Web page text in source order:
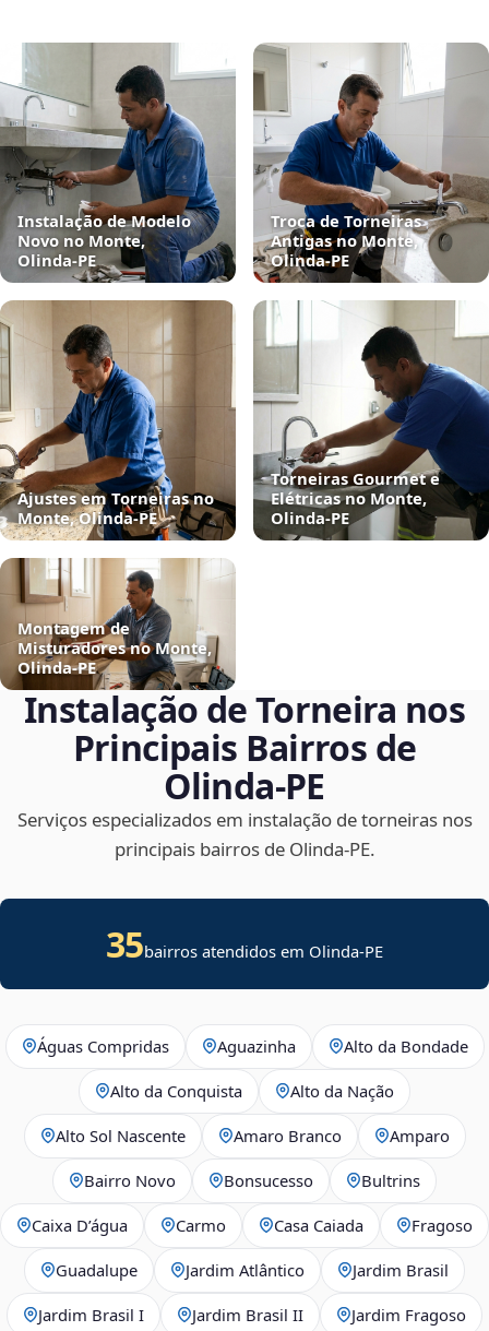
Instalação de Modelo
Novo no Monte,
Olinda‑PE
Troca de Torneiras
Antigas no Monte,
Olinda‑PE
Ajustes em Torneiras no
Monte, Olinda‑PE
Torneiras Gourmet e
Elétricas no Monte,
Olinda‑PE
Montagem de
Misturadores no Monte,
Olinda‑PE
Instalação de Torneira nos
Principais Bairros de
Olinda‑PE
Serviços especializados em instalação de torneiras nos
principais bairros de Olinda‑PE.
35bairros atendidos em Olinda-PE
Águas Compridas Aguazinha Alto da Bondade
Alto da Conquista Alto da Nação
Alto Sol Nascente Amaro Branco Amparo
Bairro Novo Bonsucesso Bultrins
Caixa D’água Carmo Casa Caiada Fragoso
Guadalupe Jardim Atlântico Jardim Brasil
Jardim Brasil I Jardim Brasil II Jardim Fragoso